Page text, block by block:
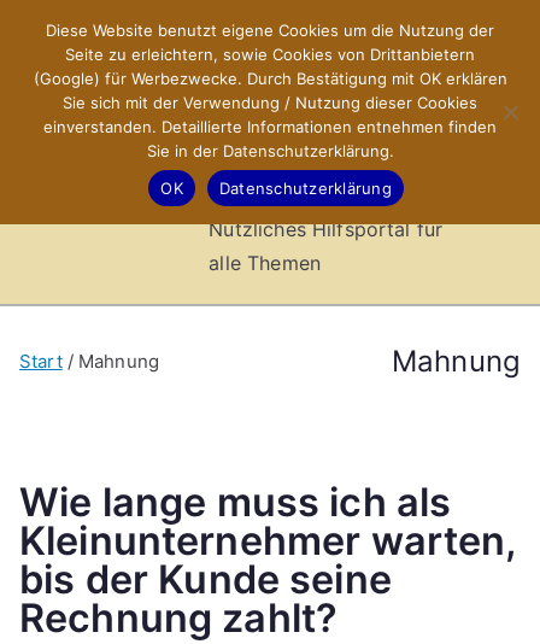
springen
X-Sites.de
–
Hilfsportal
Nützliches Hilfsportal für
alle Themen
Mahnung
Start Mahnung
Wie lange muss ich als
Kleinunternehmer warten,
bis der Kunde seine
Rechnung zahlt?
Diese Website benutzt eigene Cookies um die Nutzung der
Seite zu erleichtern, sowie Cookies von Drittanbietern
(Google) für Werbezwecke. Durch Bestätigung mit OK erklären
Sie sich mit der Verwendung / Nutzung dieser Cookies
einverstanden. Detaillierte Informationen entnehmen finden
Sie in der Datenschutzerklärung.
OK
Datenschutzerklärung